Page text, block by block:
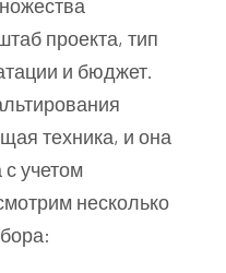
проекта, тип
и бюджет.
техника, и она
учетом
несколько